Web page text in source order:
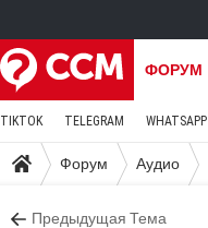
ФОРУМ
TIKTOK TELEGRAM WHATSAPP
Форум Аудио
Предыдущая Тема